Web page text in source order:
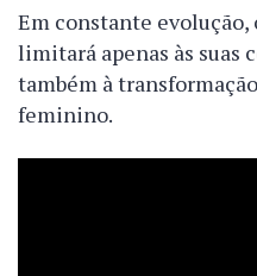
Em constante evolução,
limitará apenas às suas
também à
feminino.